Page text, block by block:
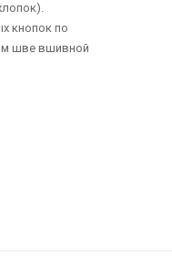
кнопок по
шве вшивной